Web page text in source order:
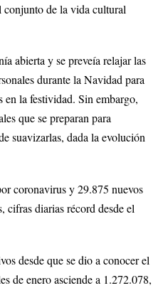
conjunto de la vida cultural
abierta y se preveía relajar las
durante la Navidad para
la festividad. Sin embargo,
que se preparan para
suavizarlas, dada la evolución
coronavirus y 29.875 nuevos
cifras diarias récord desde el
desde que se dio a conocer el
de enero asciende a 1.272.078,